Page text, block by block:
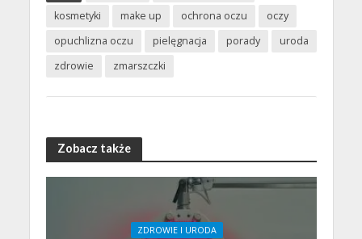
kosmetyki
make up ochrona oczu
oczy
opuchlizna oczu
pielęgnacja porady
uroda
zdrowie
zmarszczki
Zobacz także
ZDROWIE I URODA